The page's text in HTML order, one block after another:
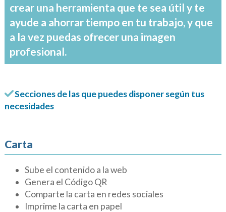
crear una herramienta que te sea útil y te
ayude a ahorrar tiempo en tu trabajo, y que
a la vez puedas ofrecer una imagen
profesional.
Secciones de las que puedes disponer según tus
necesidades
Carta
Sube el contenido a la web
Genera el Código QR
Comparte la carta en redes sociales
Imprime la carta en papel